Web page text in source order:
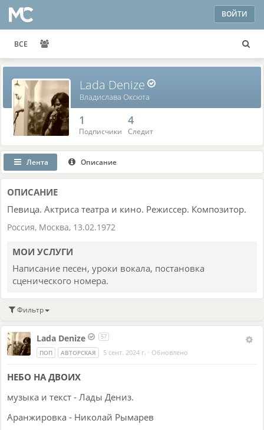
ВОЙТИ
ВСЕ
Lada Denize
Владислава Оксюта
1
Подписчики
4
Следит
Лента Описание
ОПИСАНИЕ
Певица. Актриса театра и кино. Режиссер. Композитор.
Россия, Москва, 13.02.1972
МОИ УСЛУГИ
Написание песен, уроки вокала, постановка
сценического номера.
Фильтр
Lada Denize 57
ПОП АВТОРСКАЯ 5 сент. 2024 г. · Обновлено
НЕБО НА ДВОИХ
музыка и текст - Лады Дениз.
Аранжировка - Николай Рымарев